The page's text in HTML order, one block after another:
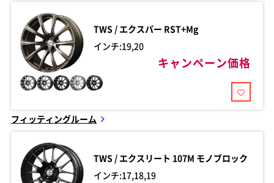
TWS / エクスパー RST+Mg
インチ:19,20
キャンペーン価格
フィッティングルーム
TWS / エクスリート 107M モノブロック
インチ:17,18,19